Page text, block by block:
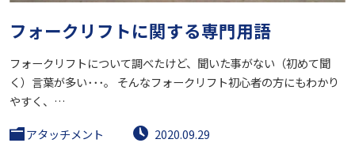
フォークリフトに関する専門用語
フォークリフトについて調べたけど、聞いた事がない（初めて聞
く）言葉が多い･･･。 そんなフォークリフト初心者の方にもわかり
やすく、…
アタッチメント
2020.09.29